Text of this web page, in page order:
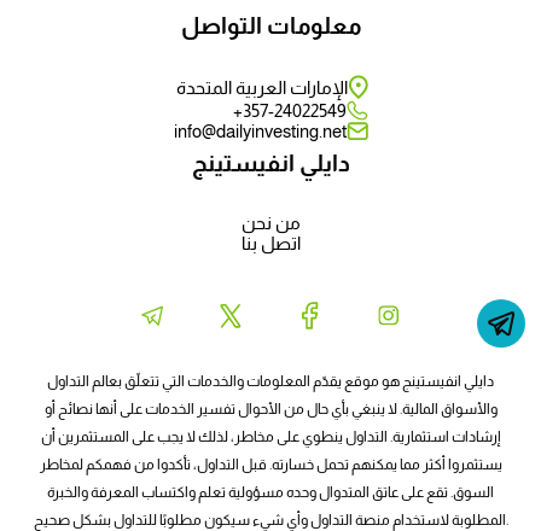
دايلي انفيستينج
من نحن
اتصل بنا
معلومات التواصل
الإمارات العربية المتحدة
357-24022549+
info@dailyinvesting.net
دايلي انفيستينج هو موقع يقدّم المعلومات والخدمات التي تتعلّق بعالم التداول
والأسواق المالية. لا ينبغي بأي حال من الأحوال تفسير الخدمات على أنها نصائح أو
إرشادات استثمارية. التداول ينطوي على مخاطر، لذلك لا يجب على المستثمرين أن
يستثمروا أكثر مما يمكنهم تحمل خسارته. قبل التداول، تأكدوا من فهمكم لمخاطر
السوق. تقع على عاتق المتدوال وحده مسؤولية تعلم واكتساب المعرفة والخبرة
المطلوبة لاستخدام منصة التداول وأي شيء سيكون مطلوبًا للتداول بشكل صحيح.